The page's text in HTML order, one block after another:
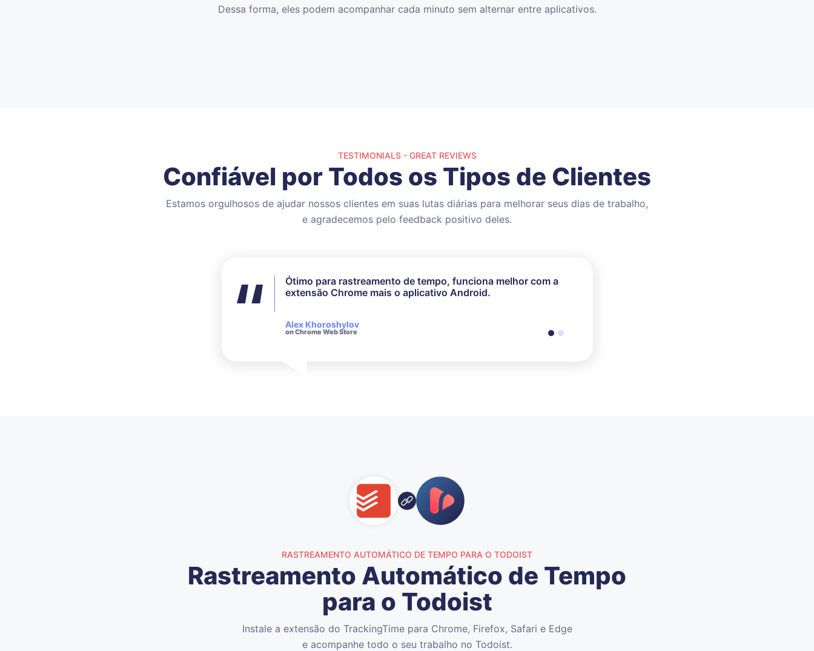
Dessa forma, eles podem acompanhar cada minuto sem alternar entre aplicativos.
TESTIMONIALS - GREAT REVIEWS
Confiável por Todos os Tipos de Clientes
Estamos orgulhosos de ajudar nossos clientes em suas lutas diárias para melhorar seus dias de trabalho,
e agradecemos pelo feedback positivo deles.
Ótimo para rastreamento de tempo, funciona melhor com a
extensão Chrome mais o aplicativo Android.
Alex Khoroshylov
on Chrome Web Store
Não usei todos os recursos disponíveis, mas para as minhas
necessidades, funcionou perfeitamente. O atendimento ao
Salvador Carranza
RASTREAMENTO AUTOMÁTICO DE TEMPO PARA O TODOIST
Rastreamento Automático de Tempo
para o Todoist
Instale a extensão do TrackingTime para Chrome, Firefox, Safari e Edge
e acompanhe todo o seu trabalho no Todoist.